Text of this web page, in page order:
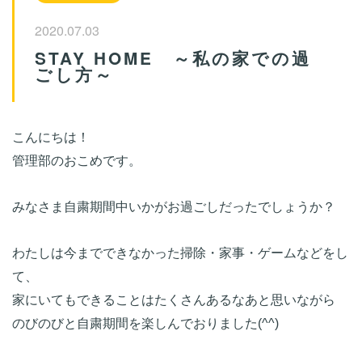
2020.07.03
STAY HOME ～私の家での過
ごし方～
こんにちは！
管理部のおこめです。
みなさま自粛期間中いかがお過ごしだったでしょうか？
わたしは今までできなかった掃除・家事・ゲームなどをし
て、
家にいてもできることはたくさんあるなあと思いながら
のびのびと自粛期間を楽しんでおりました(^^)